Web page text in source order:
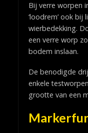
Bij verre worpen
‘loodrem’ ook
wierbedekking.
een verre worp
bodem inslaan.
De benodigde
enkele
grootte van een